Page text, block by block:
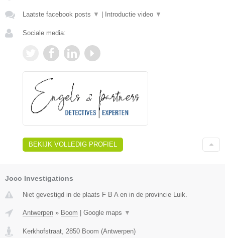
Laatste facebook posts ▼ Introductie video ▼
Sociale media:
BEKIJK VOLLEDIG PROFIEL
Joco Investigations
Niet gevestigd in de plaats F B A en in de provincie Luik.
Antwerpen » Boom Google maps ▼
Kerkhofstraat, 2850 Boom (Antwerpen)